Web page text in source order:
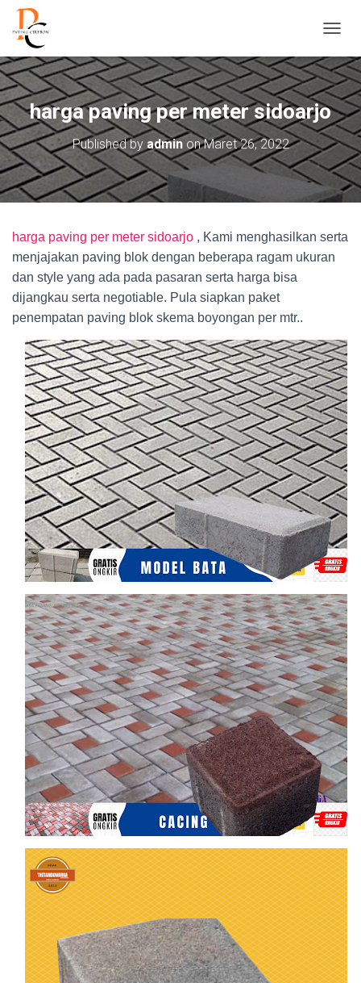
O
G
G
L
A
V
G
I
harga paving per meter sidoarjo
Published by adminonMaret 26, 2022
harga paving per meter sidoarjo , Kami menghasilkan serta
menjajakan paving blok dengan beberapa ragam ukuran
dan style yang ada pada pasaran serta harga bisa
dijangkau serta negotiable. Pula siapkan paket
penempatan paving blok skema boyongan per mtr..